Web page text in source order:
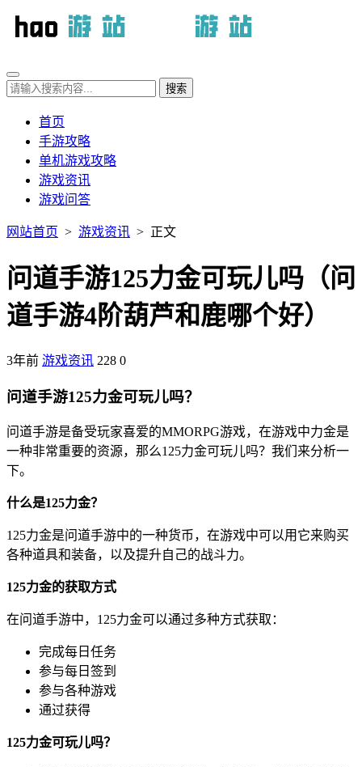
首页
手游攻略
单机游戏攻略
游戏资讯
游戏问答
网站首页 > 游戏资讯 > 正文
问道手游125力金可玩儿吗（问
道手游4阶葫芦和鹿哪个好）
3年前 游戏资讯 228 0
问道手游125力金可玩儿吗？
问道手游是备受玩家喜爱的MMORPG游戏，在游戏中力金是
一种非常重要的资源，那么125力金可玩儿吗？我们来分析一
下。
什么是125力金？
125力金是问道手游中的一种货币，在游戏中可以用它来购买
各种道具和装备，以及提升自己的战斗力。
125力金的获取方式
在问道手游中，125力金可以通过多种方式获取：
完成每日任务
参与每日签到
参与各种游戏
通过获得
125力金可玩儿吗？